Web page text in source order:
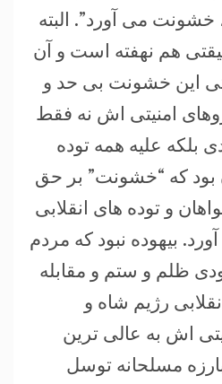
می آورد”. البته
هم نهفته است و آن
این خشونت بی حد و
امنیتی اش نه فقط
بلکه علیه همه توده
که “خشونت” بر حق
و توده های انقلابی
آورد. بیهوده نبود که مردم
ظلم و ستم و مقابله
رژیم شاه و
اش به عالی ترین
مسلحانه توسل